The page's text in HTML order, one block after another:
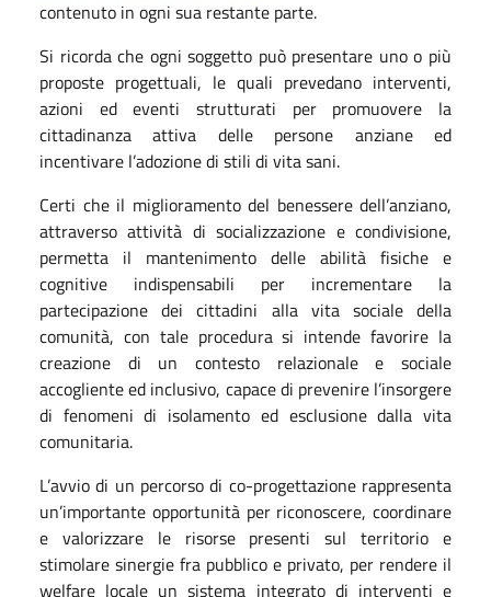
contenuto in ogni sua restante parte.
Si ricorda che ogni soggetto può presentare uno o più
proposte progettuali, le quali prevedano interventi,
azioni ed eventi strutturati per promuovere la
cittadinanza attiva delle persone anziane ed
incentivare l’adozione di stili di vita sani.
Certi che il miglioramento del benessere dell’anziano,
attraverso attività di socializzazione e condivisione,
permetta il mantenimento delle abilità fisiche e
cognitive indispensabili per incrementare la
partecipazione dei cittadini alla vita sociale della
comunità, con tale procedura si intende favorire la
creazione di un contesto relazionale e sociale
accogliente ed inclusivo, capace di prevenire l’insorgere
di fenomeni di isolamento ed esclusione dalla vita
comunitaria.
L’avvio di un percorso di co-progettazione rappresenta
un’importante opportunità per riconoscere, coordinare
e valorizzare le risorse presenti sul territorio e
stimolare sinergie fra pubblico e privato, per rendere il
welfare locale un sistema integrato di interventi e